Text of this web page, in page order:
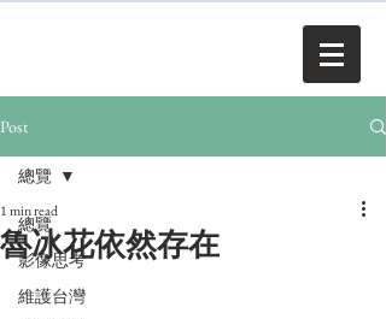
Post
總覽
影像思考
維護台灣
總覽
魯冰花依然存在
1 min read